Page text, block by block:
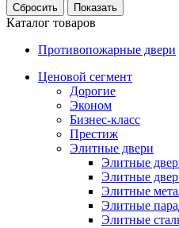
Каталог товаров
Противопожарные двери
Ценовой сегмент
Дорогие
Эконом
Бизнес-класс
Престиж
Элитные двери
Элитные
Элитные
Элитные
Элитные
Элитные